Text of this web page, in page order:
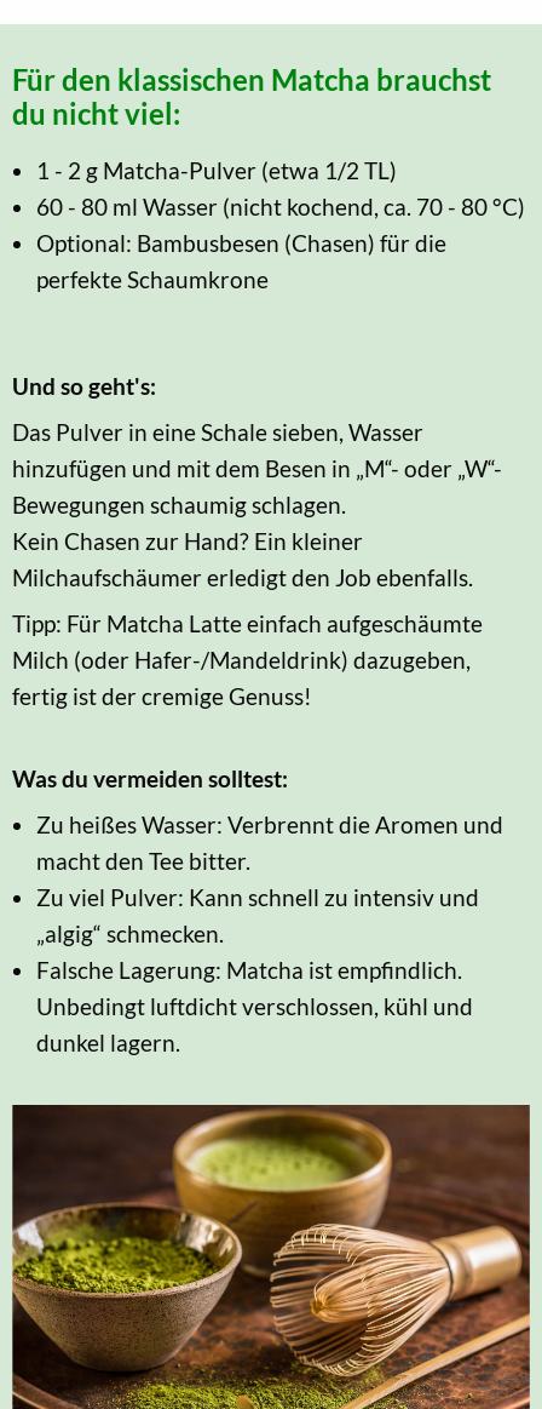
Für den klassischen Matcha brauchst
du nicht viel:
1 - 2 g Matcha-Pulver (etwa 1/2 TL)
60 - 80 ml Wasser (nicht kochend, ca. 70 - 80 °C)
Optional: Bambusbesen (Chasen) für die
perfekte Schaumkrone
Und so geht's:
Das Pulver in eine Schale sieben, Wasser
hinzufügen und mit dem Besen in „M“- oder „W“-
Bewegungen schaumig schlagen.
Kein Chasen zur Hand? Ein kleiner
Milchaufschäumer erledigt den Job ebenfalls.
Tipp: Für Matcha Latte einfach aufgeschäumte
Milch (oder Hafer-/Mandeldrink) dazugeben,
fertig ist der cremige Genuss!
Was du vermeiden solltest:
Zu heißes Wasser: Verbrennt die Aromen und
macht den Tee bitter.
Zu viel Pulver: Kann schnell zu intensiv und
„algig“ schmecken.
Falsche Lagerung: Matcha ist empfindlich.
Unbedingt luftdicht verschlossen, kühl und
dunkel lagern.